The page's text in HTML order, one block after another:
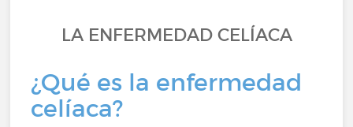
LA ENFERMEDAD CELÍACA
¿Qué es la enfermedad
celíaca?